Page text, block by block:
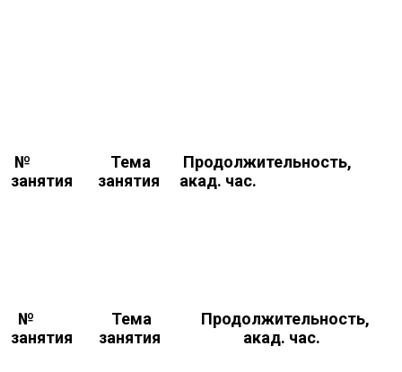
№
занятия
Тема
занятия
Продолжительность,
акад. час.
№
занятия
Тема
занятия
Продолжительность,
акад. час.